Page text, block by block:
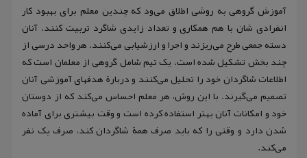
آموزش گروهی به روشی اطلاق می‌ود که چندین معلم برای بهبود کار
انفرادی شان با هم همکاری و تعداد زایدی شاگرد تربیت کنند. آنان
دسته جمعی طرح می‌ریزند و اجرا و ارزشیابی می‌کنند. هر واحد درسی از
چند بخش تشکیل شده است. یک تیم شامل گروهی از معلمان است که
اطلاعات شاگردان خود را تحلیل می‌کنند و دربارة هدفهای آموزشی آنان
تصمیم می‌گیرند. با این روش، هر معلم احساس می‌کند که از دوستان
خود و امکانات آنان بهتر استفاده کرده است و وقت بیشتری برای آماده
شدن دارد و وقتی را که باید صرف همة شاگردان کند، صرف یک نفر
می‌کند.